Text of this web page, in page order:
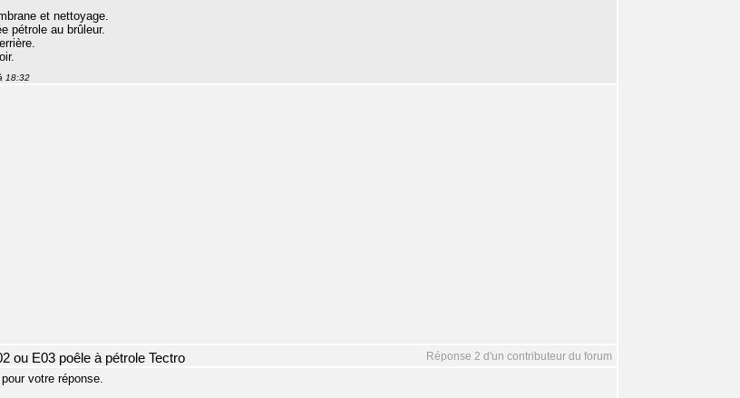
et nettoyage.
pétrole au brûleur.
18:32
Réponse 2 d'un contributeur du forum
ou E03 poêle à pétrole Tectro
votre réponse.